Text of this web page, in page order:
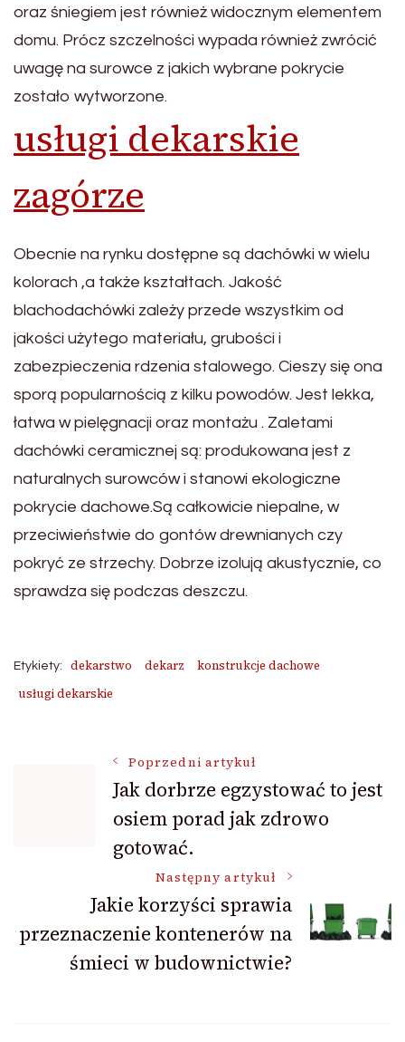
oraz śniegiem jest również widocznym elementem
domu. Prócz szczelności wypada również zwrócić
uwagę na surowce z jakich wybrane pokrycie
zostało wytworzone.
usługi dekarskie
zagórze
Obecnie na rynku dostępne są dachówki w wielu
kolorach ,a także kształtach. Jakość
blachodachówki zależy przede wszystkim od
jakości użytego materiału, grubości i
zabezpieczenia rdzenia stalowego. Cieszy się ona
sporą popularnością z kilku powodów. Jest lekka,
łatwa w pielęgnacji oraz montażu . Zaletami
dachówki ceramicznej są: produkowana jest z
naturalnych surowców i stanowi ekologiczne
pokrycie dachowe.Są całkowicie niepalne, w
przeciwieństwie do gontów drewnianych czy
pokryć ze strzechy. Dobrze izolują akustycznie, co
sprawdza się podczas deszczu.
Etykiety: dekarstwo dekarz
konstrukcje dachowe
usługi dekarskie
Nawigacja
wpisu
Poprzedni artykuł
Jak dorbrze egzystować to jest
osiem porad jak zdrowo
gotować.
Następny artykuł
Jakie korzyści sprawia
przeznaczenie kontenerów na
śmieci w budownictwie?